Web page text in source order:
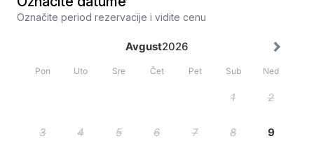
Označite period rezervacije i vidite cenu